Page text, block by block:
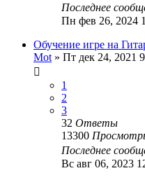
Последнее
Пн фев 26, 2024
Обучение игре на
Mot » Пт дек 24, 2021
1
2
3
32 Ответы
13300
Последнее
Вс авг 06, 2023